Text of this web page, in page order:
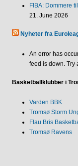
FIBA: Dommere
21. June 2026
Nyheter fra
An error has
feed is down. Try
Basketballklubber i
Varden BBK
Tromsø Storm
Flau Bris
Tromsø Ravens